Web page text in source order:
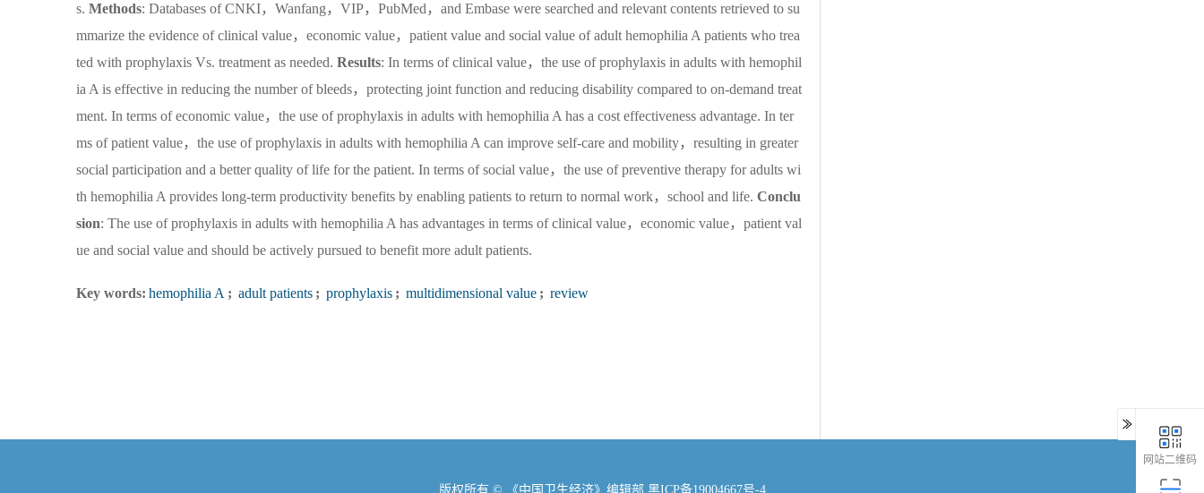
s. Methods: Databases of CNKI，Wanfang，VIP，PubMed，and Embase were searched and relevant contents retrieved to su
mmarize the evidence of clinical value，economic value，patient value and social value of adult hemophilia A patients who trea
ted with prophylaxis Vs. treatment as needed. Results: In terms of clinical value，the use of prophylaxis in adults with hemophil
ia A is effective in reducing the number of bleeds，protecting joint function and reducing disability compared to on-demand treat
ment. In terms of economic value，the use of prophylaxis in adults with hemophilia A has a cost effectiveness advantage. In ter
ms of patient value，the use of prophylaxis in adults with hemophilia A can improve self-care and mobility，resulting in greater
social participation and a better quality of life for the patient. In terms of social value，the use of preventive therapy for adults wi
th hemophilia A provides long-term productivity benefits by enabling patients to return to normal work，school and life. Conclu
sion: The use of prophylaxis in adults with hemophilia A has advantages in terms of clinical value，economic value，patient val
ue and social value and should be actively pursued to benefit more adult patients.
Key words: hemophilia A ; adult patients ; prophylaxis ; multidimensional value ; review
版权所有 © 《中国卫生经济》编辑部 黑ICP备19004667号-4
网站二维码